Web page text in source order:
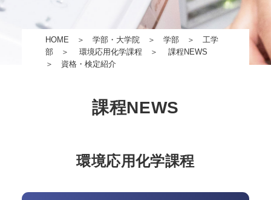
HOME ＞ 学部・大学院＞ 学部＞ 工学
部＞ 環境応用化学課程 ＞
課程NEWS
＞ 資格・検定紹介
課程NEWS
環境応用化学課程